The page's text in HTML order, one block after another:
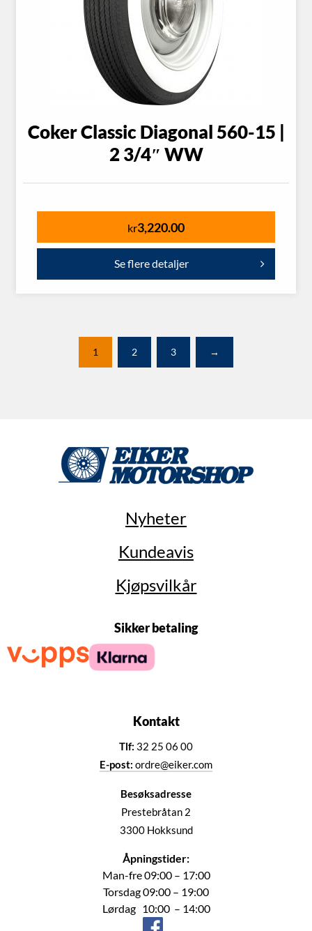
Coker Classic Diagonal 560-15 |
2 3/4″ WW
kr3,220.00
Se flere detaljer
1 2 3 →
Nyheter
Kundeavis
Kjøpsvilkår
Sikker betaling
Kontakt
Tlf: 32 25 06 00
E-post: ordre@eiker.com
Besøksadresse
Prestebråtan 2
3300 Hokksund
Åpningstider:
Man-fre 09:00 – 17:00
Torsdag 09:00 – 19:00
Lørdag 10:00 – 14:00